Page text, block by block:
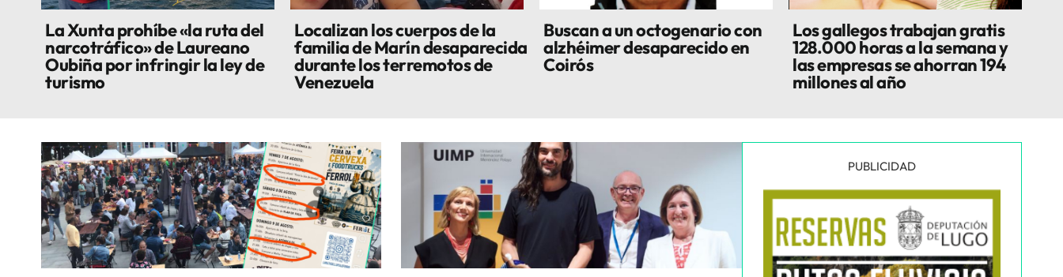
La Xunta prohíbe «la ruta del
narcotráfico» de Laureano
Oubiña por infringir la ley de
turismo
Localizan los cuerpos de la
familia de Marín desaparecida
durante los terremotos de
Venezuela
Buscan a un octogenario con
alzhéimer desaparecido en
Coirós
Los gallegos trabajan gratis
128.000 horas a la semana y
las empresas se ahorran 194
millones al año
PUBLICIDAD